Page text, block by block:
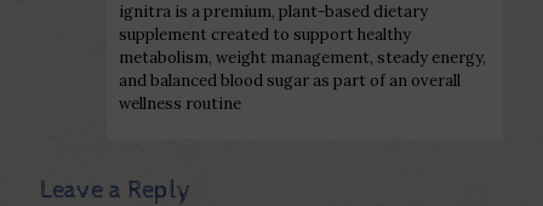
ignitra is a premium, plant-based dietary
supplement created to support healthy
metabolism, weight management, steady energy,
and balanced blood sugar as part of an overall
wellness routine
Leave a Reply